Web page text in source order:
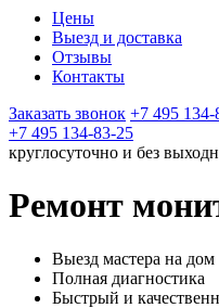
Цены
Выезд и доставка
Отзывы
Контакты
Заказать звонок +7 495 134-
+7 495 134-83-25
круглосуточно и без
Ремонт
Выезд мастера на дом
Полная диагностика
Быстрый и